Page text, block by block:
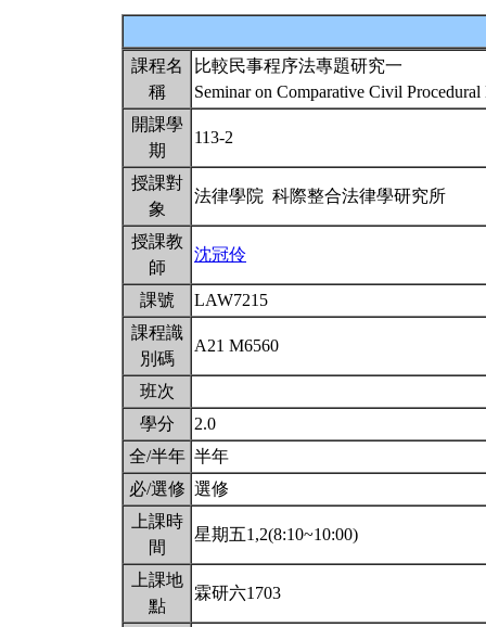
課程名
稱
比較民事程序法專題研究一
Seminar on Comparative Civil
開課學
期
113-2
授課對
象
法律學院 科際整合法律學研究所
授課教
師
沈冠伶
課號
LAW7215
課程識
別碼
A21 M6560
班次
學分
2.0
全/半年 半年
必/選修 選修
上課時
間
星期五1,2(8:10~10:00)
上課地
點
霖研六1703